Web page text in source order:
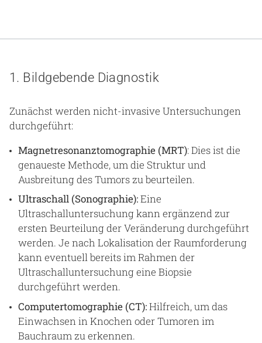
1. Bildgebende Diagnostik
Zunächst werden nicht-invasive Untersuchungen
durchgeführt:
Magnetresonanztomographie (MRT): Dies ist die
genaueste Methode, um die Struktur und
Ausbreitung des Tumors zu beurteilen.
Ultraschall (Sonographie):Eine
Ultraschalluntersuchung kann ergänzend zur
ersten Beurteilung der Veränderung durchgeführt
werden. Je nach Lokalisation der Raumforderung
kann eventuell bereits im Rahmen der
Ultraschalluntersuchung eine Biopsie
durchgeführt werden.
Computertomographie (CT):Hilfreich, um das
Einwachsen in Knochen oder Tumoren im
Bauchraum zu erkennen.